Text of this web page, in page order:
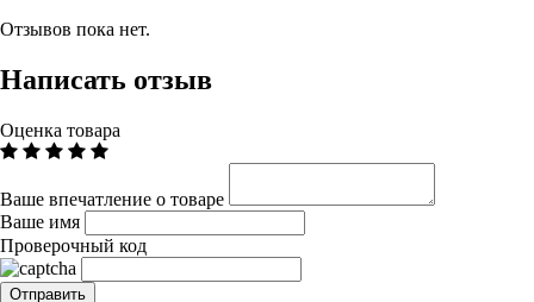
Отзывов пока нет.
Написать отзыв
Оценка товара
Ваше впечатление о товаре
Ваше имя
Проверочный код